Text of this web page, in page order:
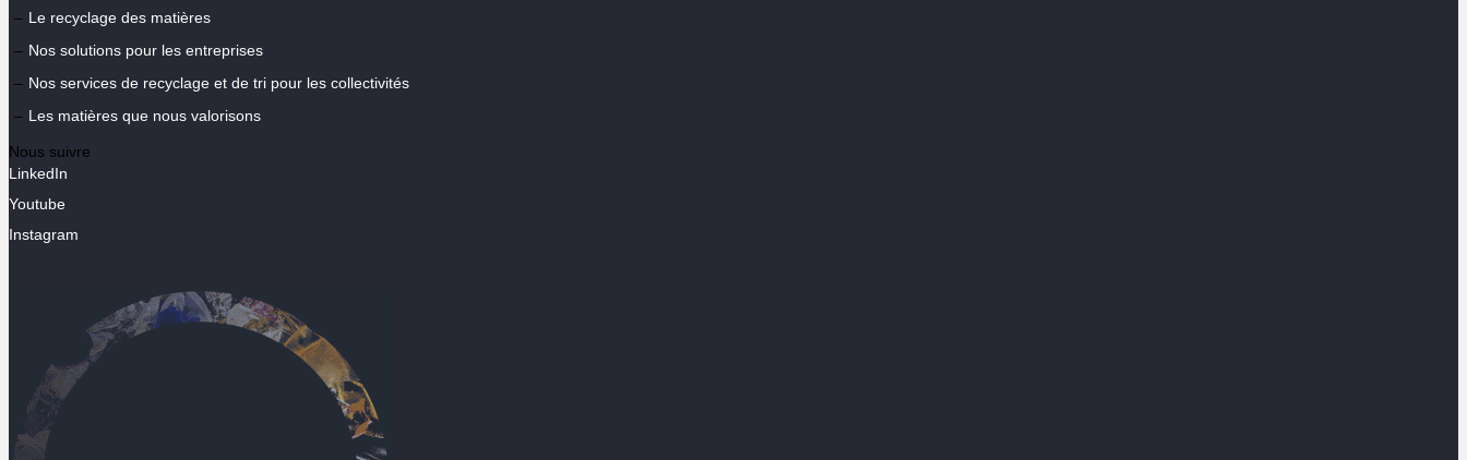
Le recyclage des matières
Nos solutions pour les entreprises
Nos services de recyclage et de tri pour les collectivités
Les matières que nous valorisons
Nous suivre
LinkedIn
Youtube
Instagram